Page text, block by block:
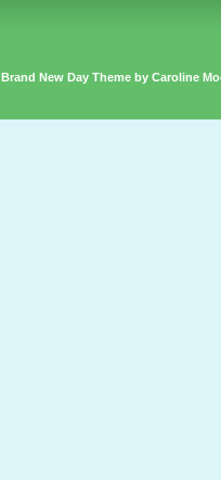
Brand New Day Theme by Caroline